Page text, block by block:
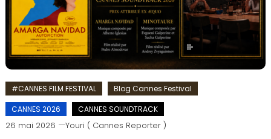
#CANNES FILM FESTIVAL
Blog Cannes Festival
CANNES 2026
CANNES SOUNDTRACK
26 mai 2026 Youri ( Cannes Reporter )